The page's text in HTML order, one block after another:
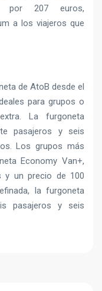
por 207 euros,
a los viajeros que
de AtoB desde el
para grupos o
La furgoneta
pasajeros y seis
Los grupos más
Economy Van+,
y un precio de 100
la furgoneta
pasajeros y seis